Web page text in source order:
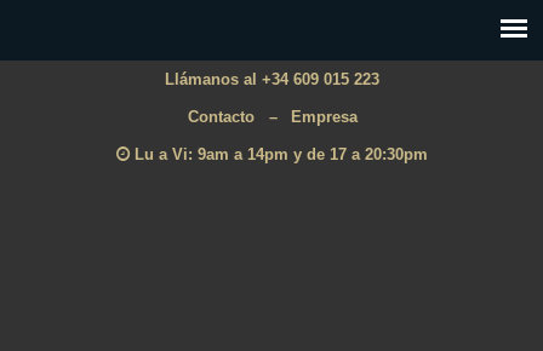
Llámanos al +34 609 015 223
Contacto – Empresa
Lu a Vi: 9am a 14pm y de 17 a 20:30pm